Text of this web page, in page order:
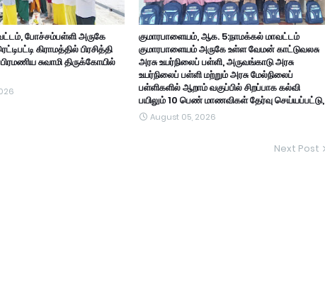
போச்சம்பள்ளி அருகே
கிராமத்தில் பிரசித்தி
சுவாமி திருக்கோயில்
குமாரபாளையம், ஆக. 5:நாமக்கல் மாவட்டம்
குமாரபாளையம் அருகே உள்ள வேமன் காட்டுவலசு
அரசு உயர்நிலைப் பள்ளி, அருவங்காடு அரசு
உயர்நிலைப் பள்ளி மற்றும் அரசு மேல்நிலைப்
பள்ளிகளில் ஆறாம் வகுப்பில் சிறப்பாக கல்வி
பயிலும் 10 பெண் மாணவிகள் தேர்வு செய்யப்பட்டு,
August 05, 2026
Next Post